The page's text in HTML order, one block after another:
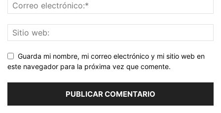
Guarda mi nombre, mi correo electrónico y mi sitio web en
este navegador para la próxima vez que comente.